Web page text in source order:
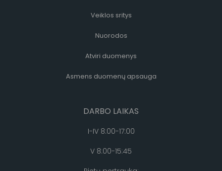
Veiklos sritys
Nuorodos
Atviri duomenys
Asmens duomenų apsauga
DARBO LAIKAS
I-IV 8:00-17:00
V 8:00-15:45